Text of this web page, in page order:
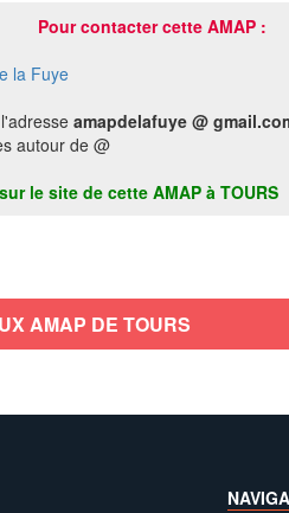
Pour contacter cette AMAP :
la Fuye
amapdelafuye @
autour de @
le site de cette AMAP à TOURS
AMAP DE TOURS